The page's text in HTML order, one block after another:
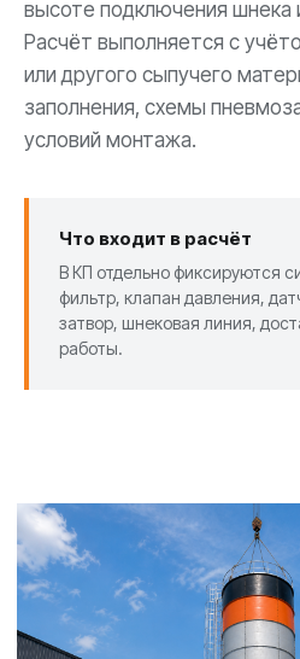
высоте подключения шнека
Расчёт выполняется с
или другого сыпучего
заполнения, схемы
условий монтажа.
Что входит в расчёт
В КП отдельно фиксируются
фильтр, клапан давления,
затвор, шнековая линия,
работы.